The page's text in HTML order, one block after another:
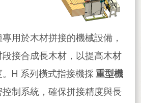
用於木材拼接的機械設備，
接合成長木材，以提高木材
H 系列橫式指接機採重型機
制系統，確保拼接精度與長